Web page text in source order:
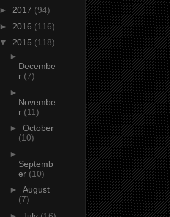
► 2017 (94)
► 2016 (116)
▼ 2015 (118)
►
Decembe
r (7)
►
Novembe
r (11)
► October
(10)
►
Septemb
er (10)
► August
(7)